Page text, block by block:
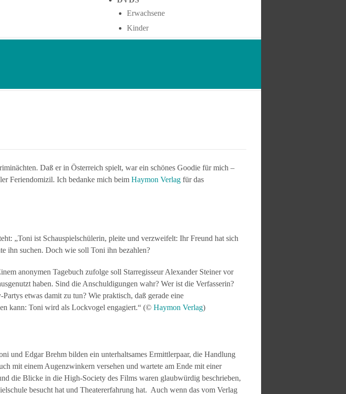
Erwachsene
Kinder
Daß er in Österreich spielt, war ein schönes Goodie für mich –
Feriendomizil. Ich bedanke mich beim Haymon Verlag für das
„Toni ist Schauspielschülerin, pleite und verzweifelt: Ihr Freund hat sich
ihn suchen. Doch wie soll Toni ihn bezahlen?
anonymen Tagebuch zufolge soll Starregisseur Alexander Steiner vor
haben. Sind die Anschuldigungen wahr? Wer ist die Verfasserin?
etwas damit zu tun? Wie praktisch, daß gerade eine
kann: Toni wird als Lockvogel engagiert.“ (© Haymon Verlag)
und Edgar Brehm bilden ein unterhaltsames Ermittlerpaar, die Handlung
mit einem Augenzwinkern versehen und wartete am Ende mit einer
die Blicke in die High-Society des Films waren glaubwürdig beschrieben,
besucht hat und Theatererfahrung hat. Auch wenn das vom Verlag